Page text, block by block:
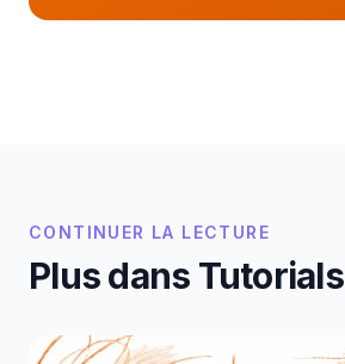
CONTINUER LA LECTURE
Plus dans Tutorials